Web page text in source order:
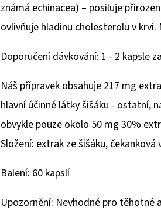
známá echinacea) – posiluje
ovlivňuje hladinu cholesterolu v
Doporučení dávkování: 1 - 2 kapsle
Náš přípravek obsahuje 217 mg
hlavní účinné látky šišáku - ostatní,
obvykle pouze okolo 50 mg 30%
Složení: extrak ze šišáku,
Balení: 60 kapslí
Upozornění: Nevhodné pro těhotné